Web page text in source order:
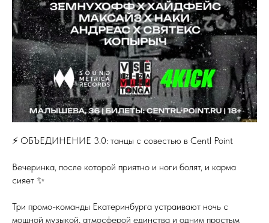
⚡ ОБЪЕДИНЕНИЕ 3.0: танцы с совестью в Centl Point
Вечеринка, после которой приятно и ноги болят, и карма
сияет ✨
Три промо-команды Екатеринбурга устраивают ночь с
мощной музыкой, атмосферой единства и одним простым